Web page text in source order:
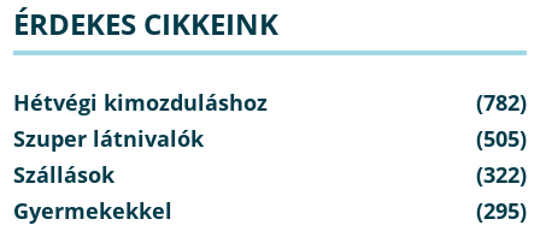
ÉRDEKES CIKKEINK
Hétvégi kimozduláshoz
(782)
Szuper látnivalók
(505)
Szállások
(322)
Gyermekekkel
(295)